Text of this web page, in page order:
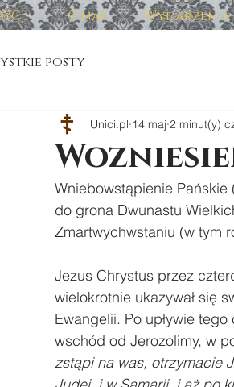
O nas Wydarzenia
posty
Unici.pl 14 maj 2 minut(y)
Wniebowstąpienie Pańskie
do grona Dwunastu
Zmartwychwstaniu (w tym
Jezus Chrystus przez
wielokrotnie ukazywał się
Ewangelii. Po upływie
wschód od Jerozolimy, w
zstąpi na was, otrzymacie